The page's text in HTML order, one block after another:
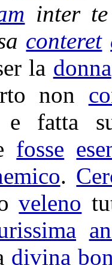
inter
conteret
la donna
non
e fatta
fosse
.
veleno
divina